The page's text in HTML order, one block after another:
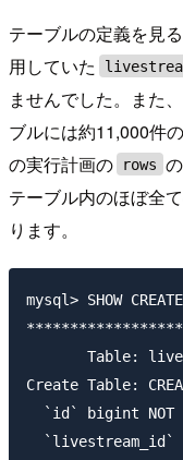
テーブルの定義を見
用していた
ませんでした。また、
ブルには約11,000件
の実行計画の
rows
テーブル内のほぼ全
ります。
mysql> SHOW
Table:
Create Table:
`id` bigint NOT
`livestream_id`